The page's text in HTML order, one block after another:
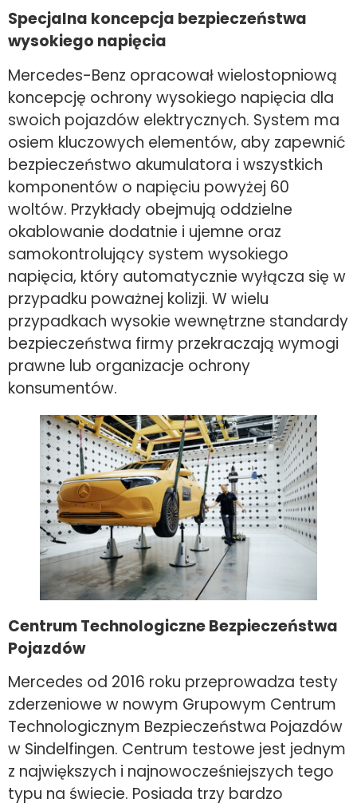
Specjalna koncepcja bezpieczeństwa
wysokiego napięcia
Mercedes-Benz opracował wielostopniową
koncepcję ochrony wysokiego napięcia dla
swoich pojazdów elektrycznych. System ma
osiem kluczowych elementów, aby zapewnić
bezpieczeństwo akumulatora i wszystkich
komponentów o napięciu powyżej 60
woltów. Przykłady obejmują oddzielne
okablowanie dodatnie i ujemne oraz
samokontrolujący system wysokiego
napięcia, który automatycznie wyłącza się w
przypadku poważnej kolizji. W wielu
przypadkach wysokie wewnętrzne standardy
bezpieczeństwa firmy przekraczają wymogi
prawne lub organizacje ochrony
konsumentów.
Centrum Technologiczne Bezpieczeństwa
Pojazdów
Mercedes od 2016 roku przeprowadza testy
zderzeniowe w nowym Grupowym Centrum
Technologicznym Bezpieczeństwa Pojazdów
w Sindelfingen. Centrum testowe jest jednym
z największych i najnowocześniejszych tego
typu na świecie. Posiada trzy bardzo